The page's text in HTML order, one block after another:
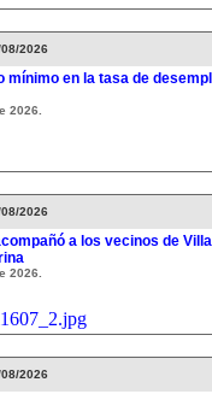
2026
mínimo en la tasa de
2026.
2026
a los vecinos de
2026.
2026